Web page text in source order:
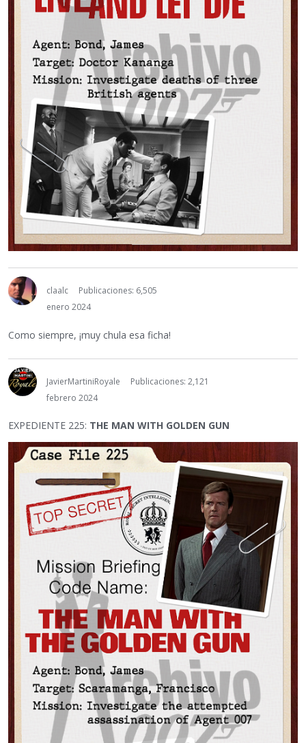
claalc
Publicaciones: 6,505
enero 2024
Como siempre, ¡muy chula esa ficha!
JavierMartiniRoyale
Publicaciones: 2,121
febrero 2024
EXPEDIENTE 225: THE MAN WITH GOLDEN GUN